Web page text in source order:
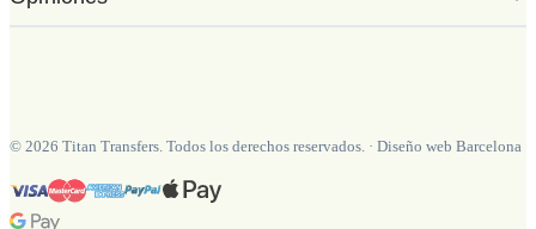
© 2026 Titan Transfers. Todos los derechos reservados. · Diseño web Barcelona